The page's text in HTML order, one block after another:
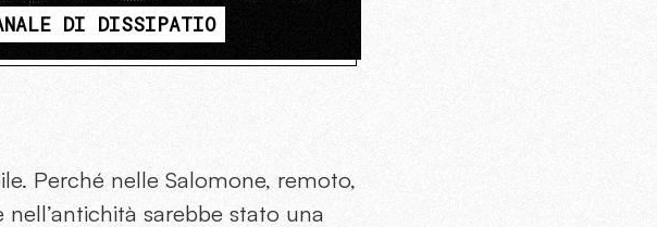
DI DISSIPATIO
Perché nelle Salomone, remoto,
sarebbe stato una